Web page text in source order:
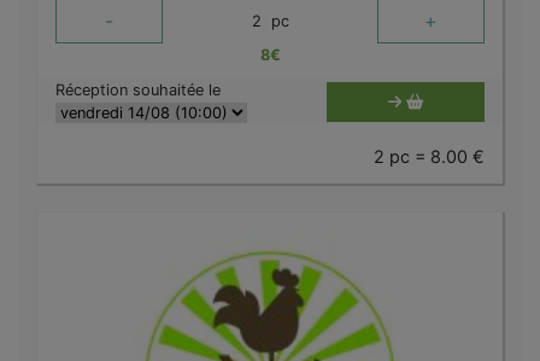
- 2 pc +
8€
Réception souhaitée le
2 pc = 8.00 €